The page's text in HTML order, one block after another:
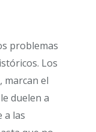
problemas
Los
marcan el
duelen a
a las